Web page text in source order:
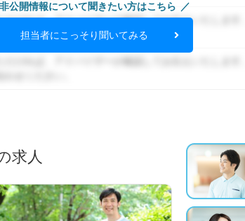
だければ、アドバイザーが確認してお伝えいたします
わせください。
非公開情報について聞きたい方はこちら
担当者にこっそり聞いてみる
求人